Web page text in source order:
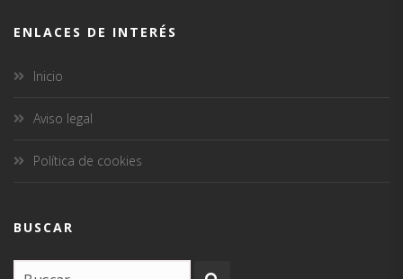
ENLACES DE INTERÉS
Inicio
Aviso legal
Política de cookies
BUSCAR